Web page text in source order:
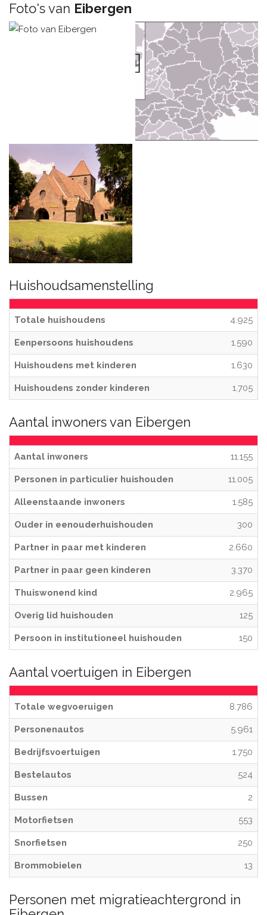
Foto's van Eibergen
Huishoudsamenstelling
Totale huishoudens 4.925
Eenpersoons huishoudens 1.590
Huishoudens met kinderen 1.630
Huishoudens zonder kinderen 1.705
Aantal inwoners van Eibergen
Aantal inwoners 11.155
Personen in particulier huishouden 11.005
Alleenstaande inwoners 1.585
Ouder in eenouderhuishouden 300
Partner in paar met kinderen 2.660
Partner in paar geen kinderen 3.370
Thuiswonend kind 2.965
Overig lid huishouden 125
Persoon in institutioneel huishouden 150
Aantal voertuigen in Eibergen
Totale wegvoeruigen 8.786
Personenautos 5.961
Bedrijfsvoertuigen 1.750
Bestelautos 524
Bussen 2
Motorfietsen 553
Snorfietsen 250
Brommobielen 13
Personen met migratieachtergrond in